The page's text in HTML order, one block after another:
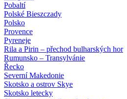
Pobaltí
Polské Bieszczady
Polsko
Provence
Pyreneje
Rila a Pirin – přechod bulharských hor
Rumunsko – Transylvánie
Řecko
Severní Makedonie
Skotsko a ostrov Skye
Skotsko letecky